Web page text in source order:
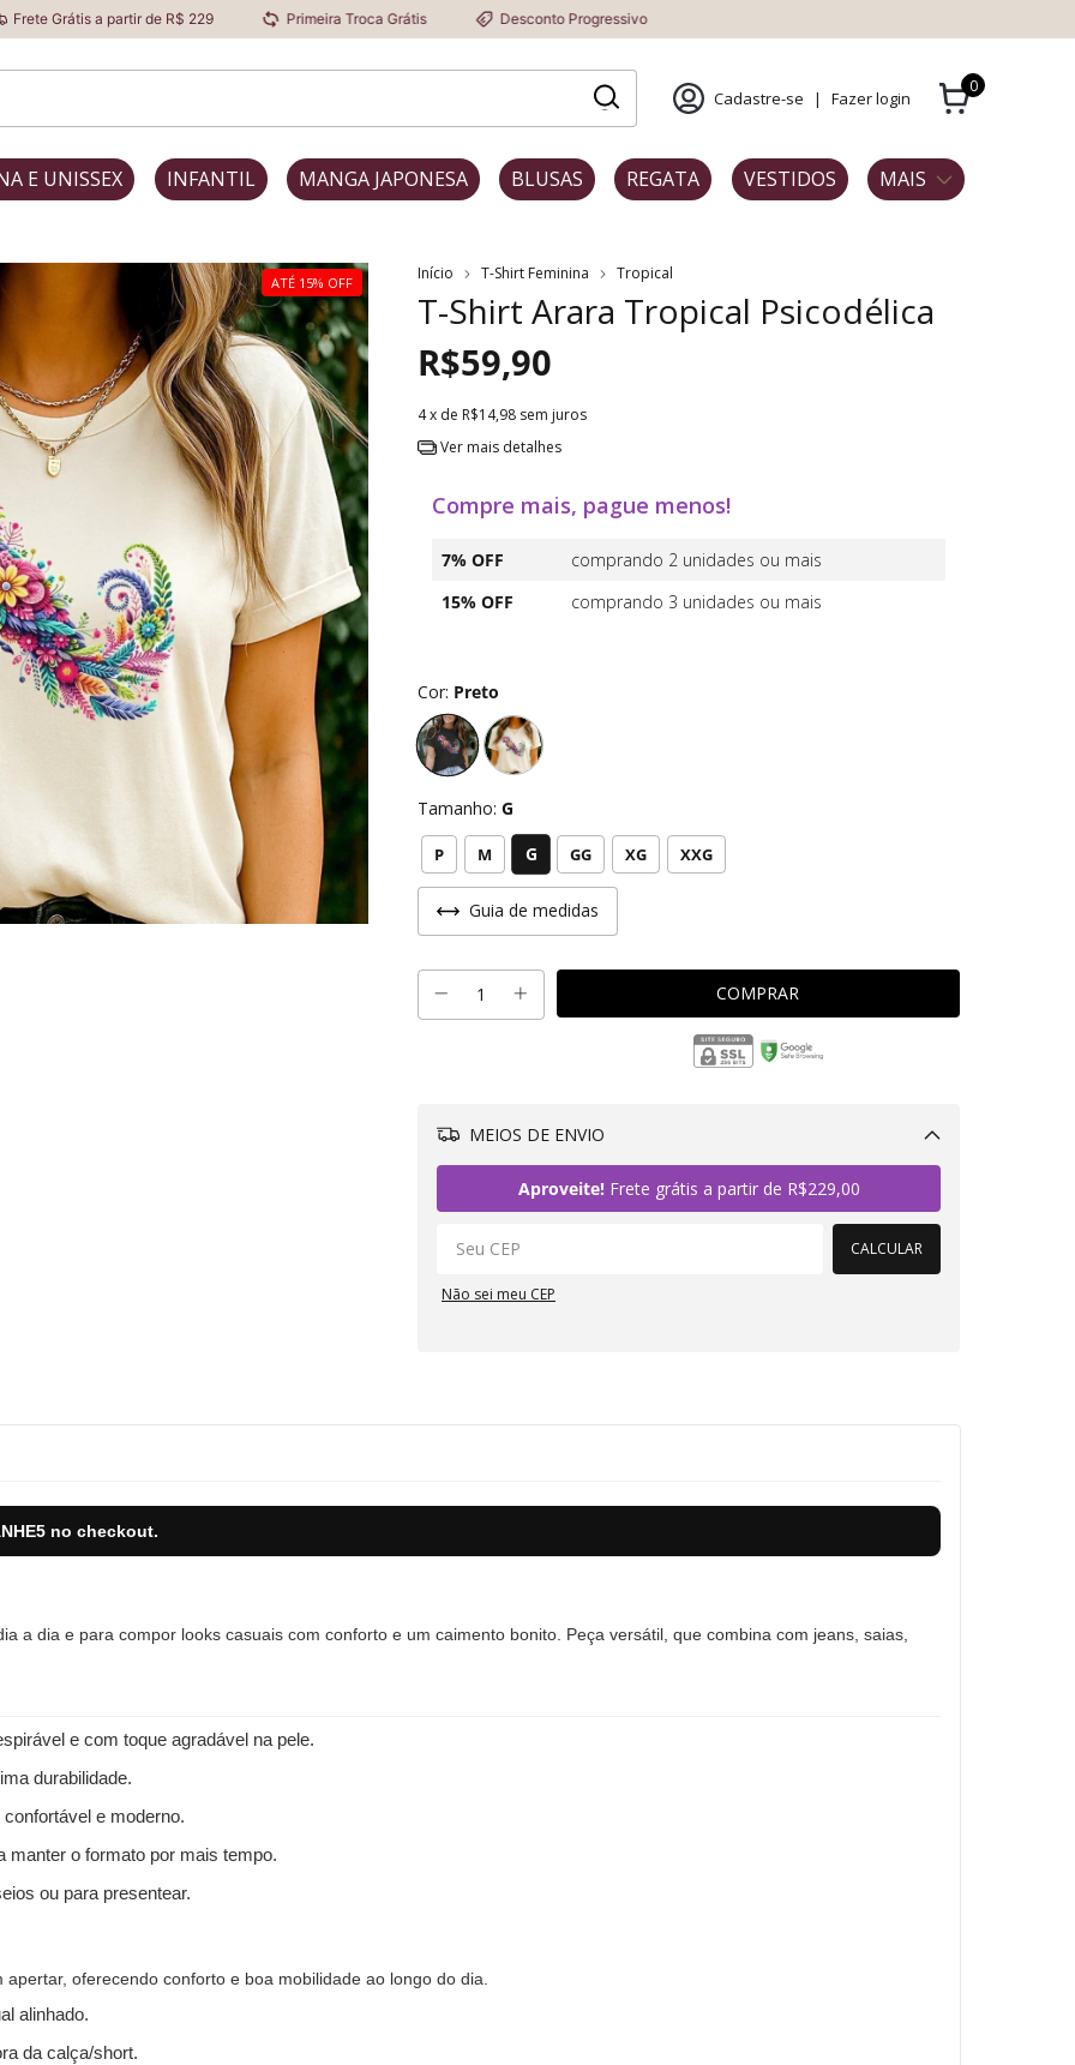
partir de R$ 229 Primeira Troca Grátis Desconto Progressivo
Cadastre-se | Fazer login
0
E UNISSEX INFANTIL MANGA JAPONESA BLUSAS REGATA VESTIDOS MAIS
ATÉ 15% OFF Início T-Shirt Feminina Tropical
T-Shirt Arara Tropical Psicodélica
R$59,90
4x de R$14,98 sem juros
Ver mais detalhes
Compre mais, pague menos!
7% OFF
comprando 2 unidades ou mais
15% OFF
comprando 3 unidades ou mais
Cor: Preto
Tamanho: G
P M G GG XG XXG
Guia de medidas
MEIOS DE ENVIO
Aproveite!Frete grátis a partir de R$229,00
CALCULAR
Não sei meu CEP
no checkout.
a dia e para compor looks casuais com conforto e um caimento bonito. Peça versátil, que combina com jeans, saias,
e com toque agradável na pele.
durabilidade.
e moderno.
manter o formato por mais tempo.
ou para presentear.
oferecendo conforto e boa mobilidade ao longo do dia.
alinhado.
da calça/short.